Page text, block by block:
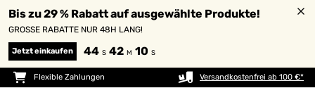
Bis zu 29 % Rabatt auf ausgewählte Produkte!
GROSSE RABATTE NUR 48H LANG!
Jetzt einkaufen 44 S 42 M 09 S
Flexible Zahlungen Versandkostenfrei ab 100 €*